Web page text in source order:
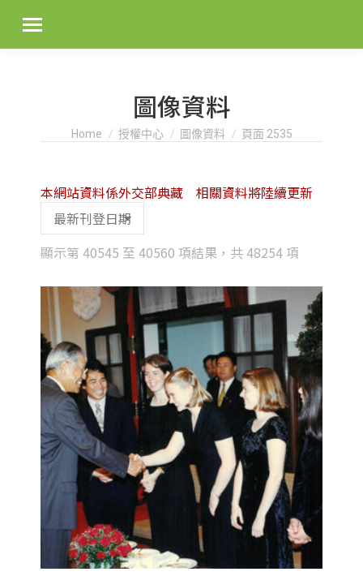
圖像資料
You are here:
Home 授權中心 圖像資料 頁面 2535
顯示第 40545 至 40560 項結果，共 48254 項
latest
本網站資料係外交部典藏 相關資料將陸續更新